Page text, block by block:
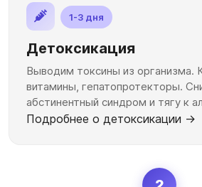
1-3 дня
Детоксикация
Выводим токсины из организма.
витамины, гепатопротекторы.
абстинентный синдром и тягу к
Подробнее о детоксикации →